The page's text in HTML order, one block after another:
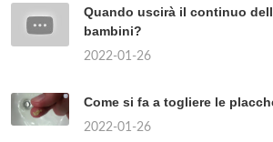
Quando uscirà il continuo
bambini?
2022-01-26
Come si fa a togliere le
2022-01-26